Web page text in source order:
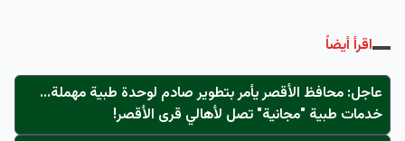
اقرأ أيضاً
عاجل: محافظ الأقصر يأمر بتطوير صادم لوحدة طبية مهملة...
خدمات طبية "مجانية" تصل لأهالي قرى الأقصر!